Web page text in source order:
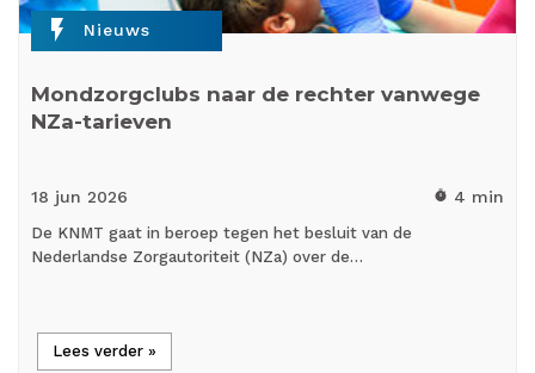
flash_on Nieuws
Mondzorgclubs naar de rechter vanwege
NZa-tarieven
18 jun 2026 timer 4 min
De KNMT gaat in beroep tegen het besluit van de
Nederlandse Zorgautoriteit (NZa) over de…
Lees verder »